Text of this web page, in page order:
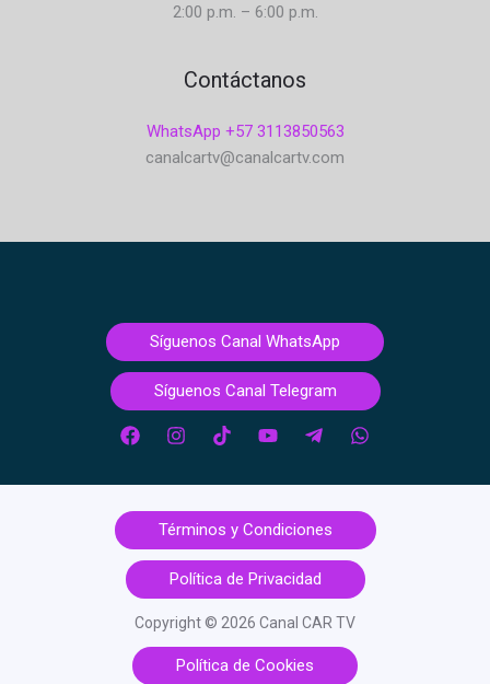
2:00 p.m. – 6:00 p.m.
Contáctanos
WhatsApp +57 3113850563
canalcartv@canalcartv.com
Síguenos Canal WhatsApp
Síguenos Canal Telegram
Términos y Condiciones
Política de Privacidad
Copyright © 2026 Canal CAR TV
Política de Cookies